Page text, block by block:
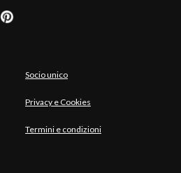
Socio unico
Privacy e Cookies
Termini e condizioni